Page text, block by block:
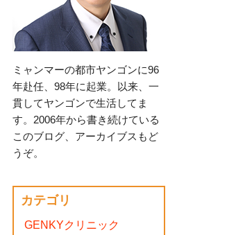
ミャンマーの都市ヤンゴンに96
年赴任、98年に起業。以来、一
貫してヤンゴンで生活してま
す。2006年から書き続けている
このブログ、アーカイブスもど
うぞ。
カテゴリ
GENKYクリニック